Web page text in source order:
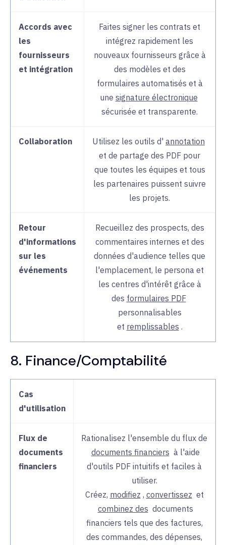
Accords avec
les
fournisseurs
et intégration
Faites signer les contrats et
intégrez rapidement les
nouveaux fournisseurs grâce à
des modèles et des
formulaires automatisés et à
une signature électronique
sécurisée et transparente.
Collaboration Utilisez les outils d' annotation
et de partage des PDF pour
que toutes les équipes et tous
les partenaires puissent suivre
les projets.
Retour
d'informations
sur les
événements
Recueillez des prospects, des
commentaires internes et des
données d'audience telles que
l'emplacement, le persona et
les centres d'intérêt grâce à
des formulaires PDF
personnalisables
et remplissables .
8. Finance/Comptabilité
Cas
d'utilisation
Flux de
documents
financiers
Rationalisez l'ensemble du flux de
documents financiers à l'aide
d'outils PDF intuitifs et faciles à
utiliser.
Créez, modifiez , convertissez et
combinez des documents
financiers tels que des factures,
des commandes, des dépenses,